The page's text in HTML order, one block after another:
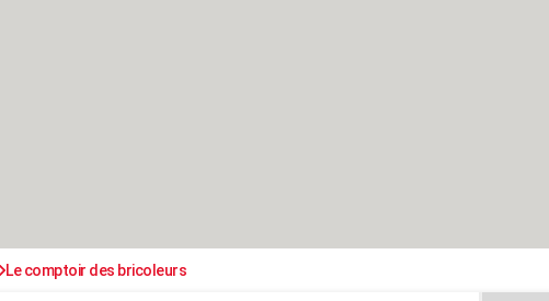
Le comptoir des bricoleurs